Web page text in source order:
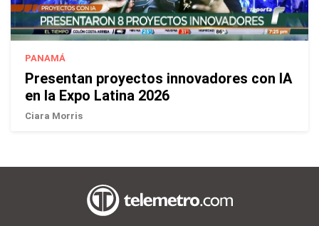
PANAMÁ
Presentan proyectos innovadores con IA
en la Expo Latina 2026
Ciara Morris